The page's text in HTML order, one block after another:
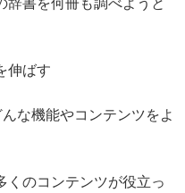
辞書を何冊も調べようと
伸ばす
な機能やコンテンツをよ
くのコンテンツが役立っ